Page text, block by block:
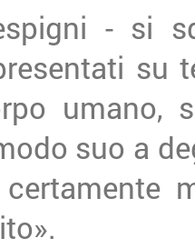
- si
su
umano,
suo a